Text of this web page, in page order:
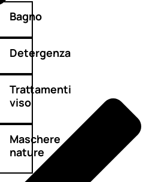
Bagno
Detergenza
Trattamenti
viso
Maschere
nature